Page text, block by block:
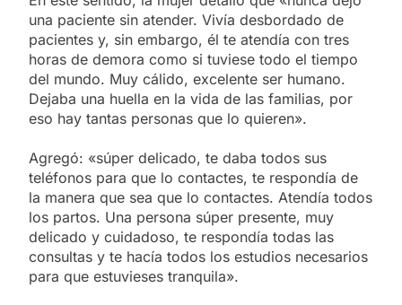
una paciente sin atender. Vivía desbordado de
pacientes y, sin embargo, él te atendía con tres
horas de demora como si tuviese todo el tiempo
del mundo. Muy cálido, excelente ser humano.
Dejaba una huella en la vida de las familias, por
eso hay tantas personas que lo quieren».
Agregó: «súper delicado, te daba todos sus
teléfonos para que lo contactes, te respondía de
la manera que sea que lo contactes. Atendía todos
los partos. Una persona súper presente, muy
delicado y cuidadoso, te respondía todas las
consultas y te hacía todos los estudios necesarios
para que estuvieses tranquila».